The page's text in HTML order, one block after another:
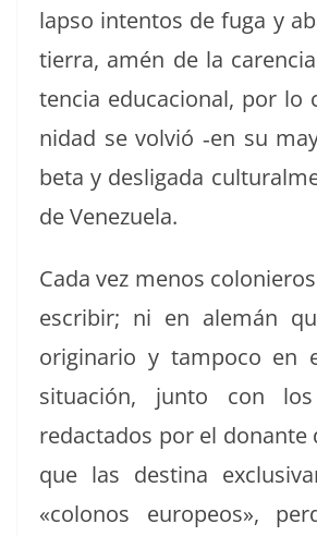
lap­so inten­tos de fuga y
tier­ra, amén de la
ten­cia edu­ca­cional, por
nidad se volvió ‑en su
be­ta y desli­ga­da
de Venezuela.
Cada vez menos
escribir; ni en alemán
orig­i­nario y tam­poco en
situación, jun­to con los
redac­ta­dos por el donante
que las des­ti­na
«colonos europeos»,